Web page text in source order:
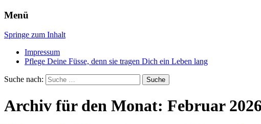
Mobile Fussplegerei, Claudia
Menü
Springe zum Inhalt
Impressum
Pflege Deine Füsse, denn sie tragen Dich ein Leben lang
Suche nach:
Archiv für den Monat: Februar 2026